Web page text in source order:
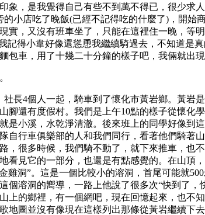
，是我覺得自己有些不到萬不得已，很少求
小店吃了晚飯(已經不記得吃的什麼了)，開始
，又沒有班車坐了，只能在這裡住一晚，等
得小韋好像還慫恿我繼續騎過去，不知道是
車，用了十幾二十分鐘的樣子吧，我倆就出現
長4個人一起，騎車到了懷化市黃岩鄉。黃岩
還有度假村。我們是上午10點的樣子從懷化
小溪，水乾淨清澈。後來班上的同學好像到
行車俱樂部的人和我們同行，看著他們騎著
很多時候，我們騎不動了，就下來推車，也
見它的一部分，也還是有點感覺的。在山頂
洞”。這是一個比較小的溶洞，首尾可能就
溶洞的嚮導，一路上他說了很多次“快到了
的鄉裡，有一個網吧，現在回憶起來，也不
圖並沒有像現在這樣列出那條從黃岩繼續下